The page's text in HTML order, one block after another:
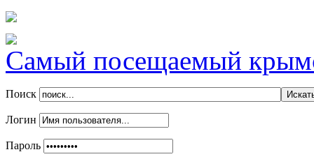
Самый посещаемый
Поиск
Логин
Пароль